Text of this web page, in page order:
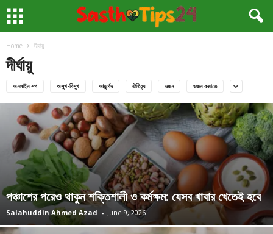
Home দীর্ঘায়ু
দীর্ঘায়ু
অনলাইন শপ অসুখ-বিসুখ আয়ুর্বেদ ঐতিহ্য ওজন ওজন কমাতে
পঞ্চাশের পরেও থাকুন শক্তিশালী ও কর্মক্ষম: যেসব খাবার খেতেই হবে
Salahuddin Ahmed Azad - June 9, 2026